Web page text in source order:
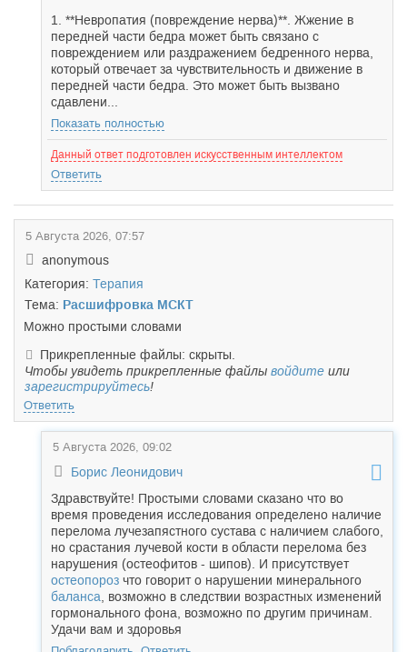
1. **Невропатия (повреждение нерва)**. Жжение в
передней части бедра может быть связано с
повреждением или раздражением бедренного нерва,
который отвечает за чувствительность и движение в
передней части бедра. Это может быть вызвано
сдавлени...
Показать полностью
Данный ответ подготовлен искусственным интеллектом
Ответить
5 Августа 2026, 07:57
anonymous
Категория: Терапия
Тема: Расшифровка МСКТ
Можно простыми словами
Прикрепленные файлы: скрыты.
Чтобы увидеть прикрепленные файлы войдите или
зарегистрируйтесь!
Ответить
5 Августа 2026, 09:02
Борис Леонидович
Здравствуйте! Простыми словами сказано что во
время проведения исследования определено наличие
перелома лучезапястного сустава с наличием слабого,
но срастания лучевой кости в области перелома без
нарушения (остеофитов - шипов). И присутствует
остеопороз что говорит о нарушении минерального
баланса , возможно в следствии возрастных изменений
гормонального фона, возможно по другим причинам.
Удачи вам и здоровья